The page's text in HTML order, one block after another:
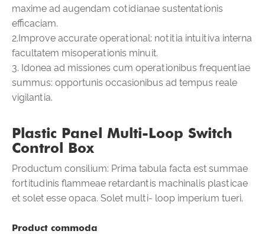
maxime ad augendam cotidianae sustentationis
efficaciam.
2.Improve accurate operational: notitia intuitiva interna
facultatem misoperationis minuit.
3. Idonea ad missiones cum operationibus frequentiae
summus: opportunis occasionibus ad tempus reale
vigilantia.
Plastic Panel Multi-Loop Switch
Control Box
Productum consilium: Prima tabula facta est summae
fortitudinis flammeae retardantis machinalis plasticae
et solet esse opaca. Solet multi- loop imperium tueri.
Product commoda